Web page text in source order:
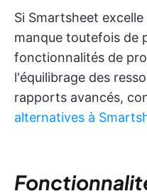
Si Smartsheet
manque toutefois de
fonctionnalités de
l'équilibrage des
rapports avancés,
alternatives à